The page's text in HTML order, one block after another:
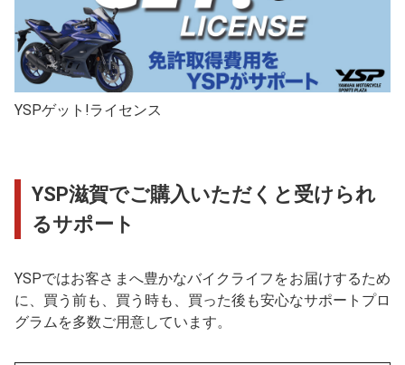
YSPゲット!ライセンス
YSP滋賀でご購入いただくと受けられ
るサポート
YSPではお客さまへ豊かなバイクライフをお届けするため
に、買う前も、買う時も、買った後も安心なサポートプロ
グラムを多数ご用意しています。